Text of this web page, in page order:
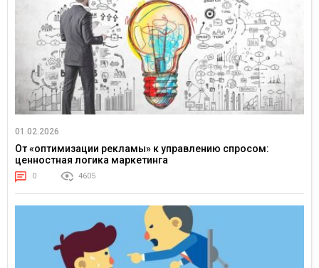
01.02.2026
От «оптимизации рекламы» к управлению спросом:
ценностная логика маркетинга
0 4605